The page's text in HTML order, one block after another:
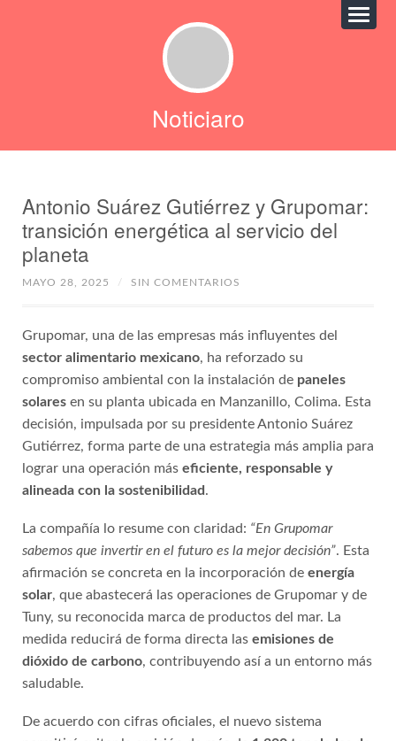
Noticiaro
Antonio Suárez Gutiérrez y Grupomar:
transición energética al servicio del
planeta
MAYO 28, 2025 / SIN COMENTARIOS
Grupomar, una de las empresas más influyentes del
sector alimentario mexicano, ha reforzado su
compromiso ambiental con la instalación de paneles
solaresen su planta ubicada en Manzanillo, Colima. Esta
decisión, impulsada por su presidente Antonio Suárez
Gutiérrez, forma parte de una estrategia más amplia para
lograr una operación más eficiente, responsable y
alineada con la sostenibilidad .
La compañía lo resume con claridad: “En Grupomar
sabemos que invertir en el futuro es la mejor decisión”. Esta
afirmación se concreta en la incorporación de energía
solar, que abastecerá las operaciones de Grupomar y de
Tuny, su reconocida marca de productos del mar. La
medida reducirá de forma directa las emisiones de
dióxido de carbono, contribuyendo así a un entorno más
saludable.
De acuerdo con cifras oficiales, el nuevo sistema